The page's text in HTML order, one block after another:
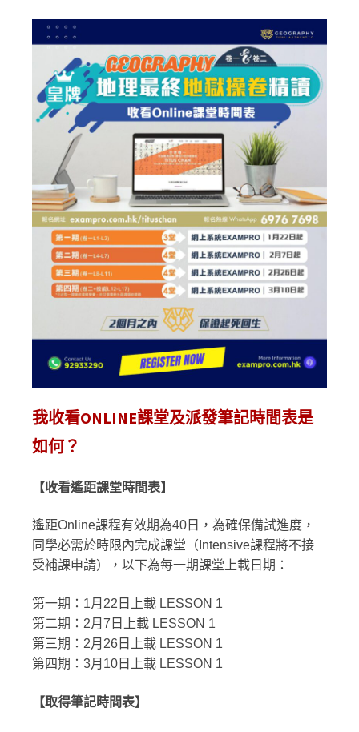
我收看ONLINE課堂及派發筆記時間表是
如何？
【收看遙距課堂時間表】
遙距Online課程有效期為40日，為確保備試進度，
同學必需於時限內完成課堂（Intensive課程將不接
受補課申請），以下為每一期課堂上載日期：
第一期：1月22日上載 LESSON 1
第二期：2月7日上載 LESSON 1
第三期：2月26日上載 LESSON 1
第四期：3月10日上載 LESSON 1
【取得筆記時間表】